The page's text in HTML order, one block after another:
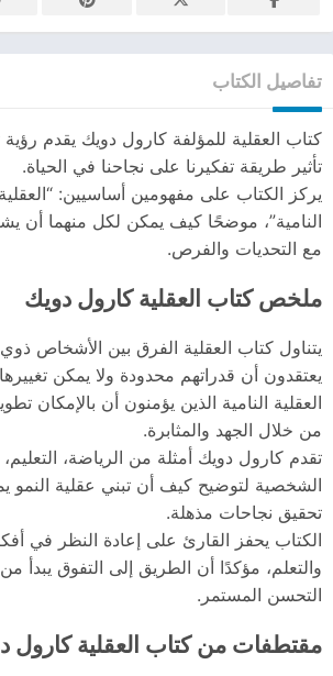
تفاصيل الكتاب
كتاب العقلية للمؤلفة كارول دويك يقدم رؤية
تأثير طريقة تفكيرنا على نجاحنا في الحياة.
يركز الكتاب على مفهومين أساسيين: “العقلية
النامية”، موضحًا كيف يمكن لكل منهما أن
مع التحديات والفرص.
ملخص كتاب العقلية كارول دويك
يتناول كتاب العقلية الفرق بين الأشخاص ذوي
يعتقدون أن قدراتهم محدودة ولا يمكن
العقلية النامية الذين يؤمنون أن بالإمكان
من خلال الجهد والمثابرة.
تقدم كارول دويك أمثلة من الرياضة، التعليم،
الشخصية لتوضيح كيف أن تبني عقلية النمو
تحقيق نجاحات مذهلة.
الكتاب يحفز القارئ على إعادة النظر في
والتعلم، مؤكدًا أن الطريق إلى التفوق يبدأ
التحسن المستمر.
مقتطفات من كتاب العقلية كارول